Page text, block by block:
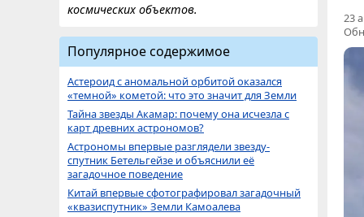
23
космических объектов.
Популярное содержимое
Астероид с аномальной орбитой оказался
«темной» кометой: что это значит для Земли
Тайна звезды Акамар: почему она исчезла с
карт древних астрономов?
Астрономы впервые разглядели звезду-
спутник Бетельгейзе и объяснили её
загадочное поведение
Китай впервые сфотографировал загадочный
«квазиспутник» Земли Камоалева